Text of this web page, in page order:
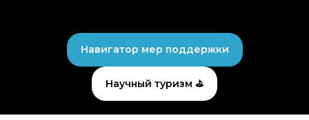
Навигатор мер поддержки
Научный туризм ⛳